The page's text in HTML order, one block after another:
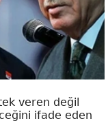
veren değil
ifade eden